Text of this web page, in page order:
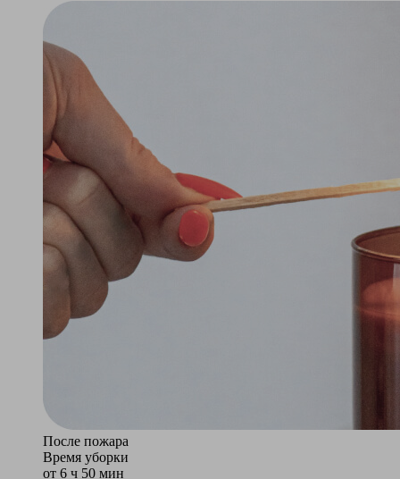
После пожара
Время уборки
от 6 ч 50 мин